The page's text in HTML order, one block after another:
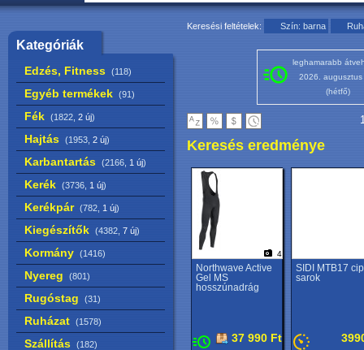
Kategóriák
Edzés, Fitness (118)
Egyéb termékek (91)
Fék (1822, 2 új)
Hajtás (1953, 2 új)
Karbantartás (2166, 1 új)
Kerék (3736, 1 új)
Kerékpár (782, 1 új)
Kiegészítők (4382, 7 új)
Kormány (1416)
Nyereg (801)
Rugóstag (31)
Ruházat (1578)
Szállítás (182)
Keresési feltételek: Szín: barna
leghamarabb
2026. augusztus
(hétfő)
Keresés eredménye
4
Northwave Active
Gel MS
hosszúnadrág
37 990 Ft
SIDI MTB17
sarok